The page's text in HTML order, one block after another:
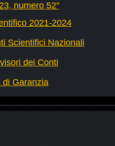
numero 52"
2021-2024
Scientifici Nazionali
dei Conti
di Garanzia